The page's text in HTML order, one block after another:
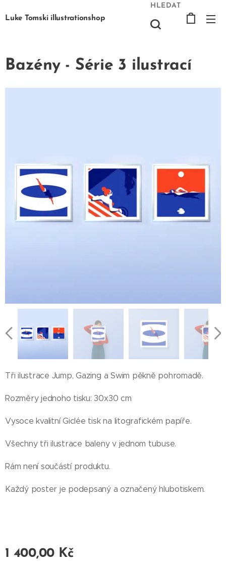
Luke Tomski illustrationshop
HLEDAT
Bazény - Série 3 ilustrací
Tři ilustrace Jump, Gazing a Swim pěkně pohromadě.
Rozměry jednoho tisku: 30x30 cm
Vysoce kvalitní Giclée tisk na litografickém papíře.
Všechny tři ilustrace baleny v jednom tubuse.
Rám není součástí produktu.
Každý poster je podepsaný a označený hlubotiskem.
1 400,00 Kč